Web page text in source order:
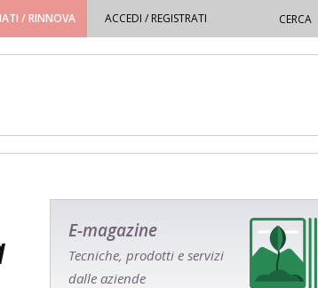
/ RINNOVA ACCEDI / REGISTRATI
E-magazine
Tecniche, prodotti e servizi
dalle aziende